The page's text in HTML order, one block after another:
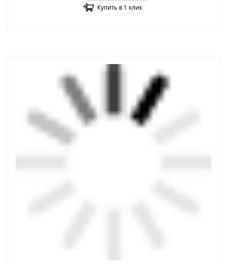
Купить в 1 клик